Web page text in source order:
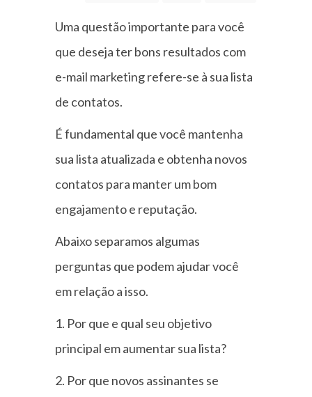
Uma questão importante para você
que deseja ter bons resultados com
e-mail marketing refere-se à sua lista
de contatos.
É fundamental que você mantenha
sua lista atualizada e obtenha novos
contatos para manter um bom
engajamento e reputação.
Abaixo separamos algumas
perguntas que podem ajudar você
em relação a isso.
Por que e qual seu objetivo
principal em aumentar sua lista?
Por que novos assinantes se